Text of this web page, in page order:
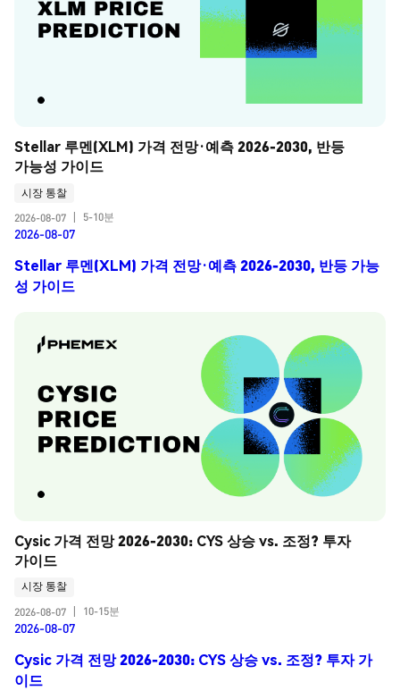
Stellar 루멘(XLM) 가격 전망·예측 2026-2030, 반등
가능성 가이드
시장 통찰
2026-08-07
5-10분
2026-08-07
Stellar 루멘(XLM) 가격 전망·예측 2026-2030, 반등 가능
성 가이드
Cysic 가격 전망 2026-2030: CYS 상승 vs. 조정? 투자
가이드
시장 통찰
2026-08-07
10-15분
2026-08-07
Cysic 가격 전망 2026-2030: CYS 상승 vs. 조정? 투자 가
이드